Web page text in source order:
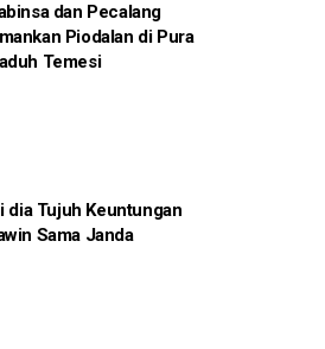
dan Pecalang
Piodalan di Pura
Temesi
dia Tujuh Keuntungan
Sama Janda